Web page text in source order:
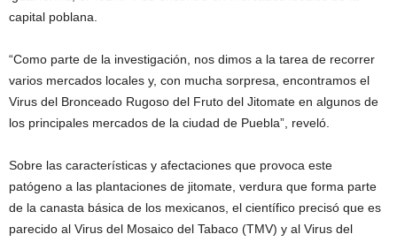
capital poblana.
“Como parte de la investigación, nos dimos a la tarea de recorrer
varios mercados locales y, con mucha sorpresa, encontramos el
Virus del Bronceado Rugoso del Fruto del Jitomate en algunos de
los principales mercados de la ciudad de Puebla”, reveló.
Sobre las características y afectaciones que provoca este
patógeno a las plantaciones de jitomate, verdura que forma parte
de la canasta básica de los mexicanos, el científico precisó que es
parecido al Virus del Mosaico del Tabaco (TMV) y al Virus del